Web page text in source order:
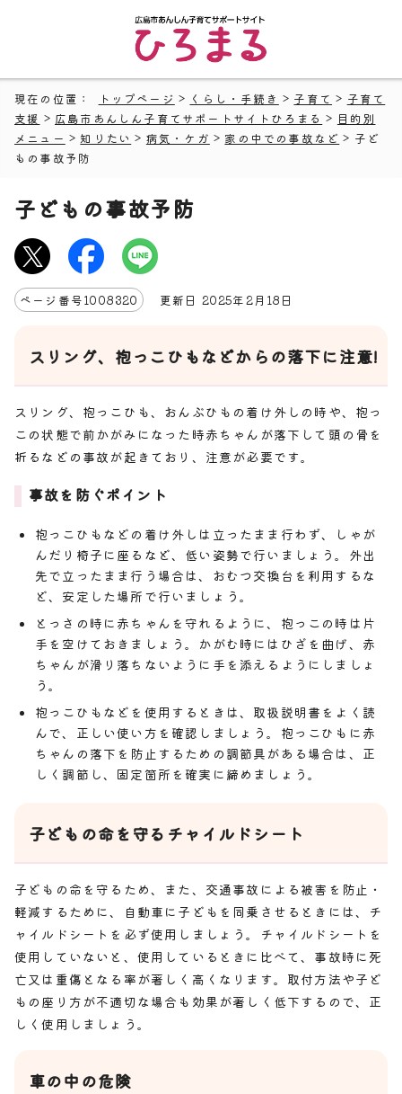
現在の位置： トップページ > くらし・手続き > 子育て > 子育て
支援 > 広島市あんしん子育てサポートサイトひろまる > 目的別
メニュー >知りたい > 病気・ケガ > 家の中での事故など > 子ど
もの事故予防
子どもの事故予防
ページ番号1008320 更新日 2025年2月 18 日
スリング、抱っこひもなどからの落下に注意!
スリング、抱っこひも、おんぶひもの着け外しの時や、抱っ
この状態で前かがみになった時赤ちゃんが落下して頭の骨を
折るなどの事故が起きており、注意が必要です。
事故を防ぐポイント
抱っこひもなどの着け外しは立ったまま行わず、しゃが
んだり椅子に座るなど、低い姿勢で行いましょう。外出
先で立ったまま行う場合は、おむつ交換台を利用するな
ど、安定した場所で行いましょう。
とっさの時に赤ちゃんを守れるように、抱っこの時は片
手を空けておきましょう。かがむ時にはひざを曲げ、赤
ちゃんが滑り落ちないように手を添えるようにしましょ
う。
抱っこひもなどを使用するときは、取扱説明書をよく読
んで、正しい使い方を確認しましょう。抱っこひもに赤
ちゃんの落下を防止するための調節具がある場合は、正
しく調節し、固定箇所を確実に締めましょう。
子どもの命を守るチャイルドシート
子どもの命を守るため、また、交通事故による被害を防止・
軽減するために、自動車に子どもを同乗させるときには、チ
ャイルドシートを必ず使用しましょう。チャイルドシートを
使用していないと、使用しているときに比べて、事故時に死
亡又は重傷となる率が著しく高くなります。取付方法や子ど
もの座り方が不適切な場合も効果が著しく低下するので、正
しく使用しましょう。
車の中の危険